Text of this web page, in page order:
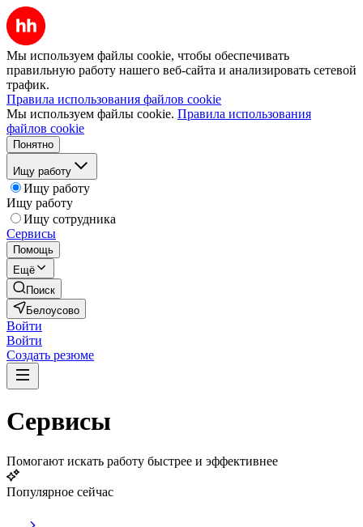
Мы используем файлы cookie, чтобы обеспечивать
правильную работу нашего веб-сайта и анализировать сетевой
трафик.
Правила использования файлов cookie
Мы используем файлы cookie. Правила использования
файлов cookie
Понятно
Ищу работу
Ищу работу
Ищу работу
Ищу сотрудника
Сервисы
Помощь
Ещё
Поиск
Белоусово
Войти
Войти
Создать резюме
Сервисы
Помогают искать работу быстрее и эффективнее
Популярное сейчас